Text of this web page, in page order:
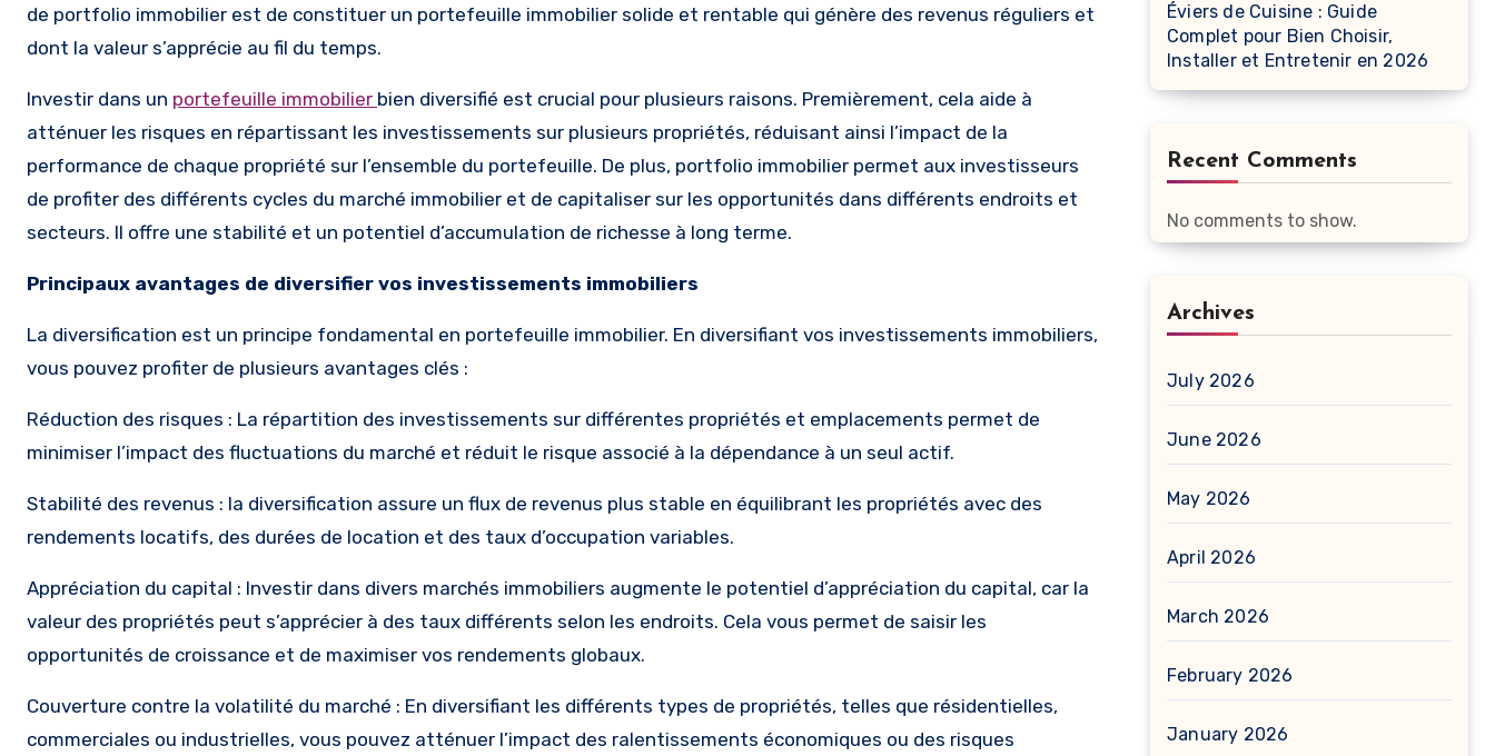
de portfolio immobilier est de constituer un portefeuille immobilier solide et rentable qui génère des revenus réguliers et
dont la valeur s’apprécie au fil du temps.
Investir dans un portefeuille immobilier bien diversifié est crucial pour plusieurs raisons. Premièrement, cela aide à
atténuer les risques en répartissant les investissements sur plusieurs propriétés, réduisant ainsi l’impact de la
performance de chaque propriété sur l’ensemble du portefeuille. De plus, portfolio immobilier permet aux investisseurs
de profiter des différents cycles du marché immobilier et de capitaliser sur les opportunités dans différents endroits et
secteurs. Il offre une stabilité et un potentiel d’accumulation de richesse à long terme.
Principaux avantages de diversifier vos investissements immobiliers
La diversification est un principe fondamental en portefeuille immobilier. En diversifiant vos investissements immobiliers,
vous pouvez profiter de plusieurs avantages clés :
Réduction des risques : La répartition des investissements sur différentes propriétés et emplacements permet de
minimiser l’impact des fluctuations du marché et réduit le risque associé à la dépendance à un seul actif.
Stabilité des revenus : la diversification assure un flux de revenus plus stable en équilibrant les propriétés avec des
rendements locatifs, des durées de location et des taux d’occupation variables.
Appréciation du capital : Investir dans divers marchés immobiliers augmente le potentiel d’appréciation du capital, car la
valeur des propriétés peut s’apprécier à des taux différents selon les endroits. Cela vous permet de saisir les
opportunités de croissance et de maximiser vos rendements globaux.
Couverture contre la volatilité du marché : En diversifiant les différents types de propriétés, telles que résidentielles,
commerciales ou industrielles, vous pouvez atténuer l’impact des ralentissements économiques ou des risques
Éviers de Cuisine : Guide
Complet pour Bien Choisir,
Installer et Entretenir en 2026
Recent Comments
No comments to show.
Archives
July 2026
June 2026
May 2026
April 2026
March 2026
February 2026
January 2026